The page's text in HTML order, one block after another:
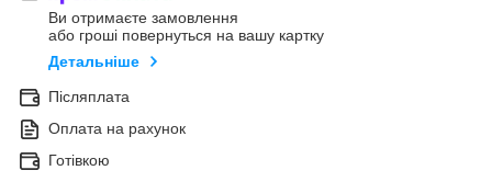
Ви отримаєте замовлення
або гроші повернуться на вашу картку
Детальніше
Післяплата
Оплата на рахунок
Готівкою